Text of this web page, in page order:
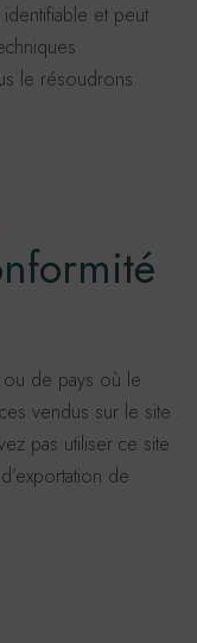
et peut
le résoudrons
ou de pays où le
vendus sur le site
pas utiliser ce site
de